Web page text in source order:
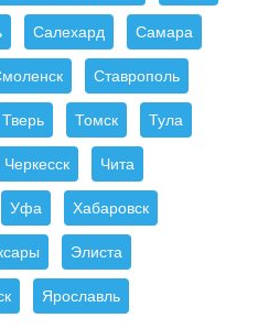
Салехард Самара
Ставрополь
Тверь Томск Тула
Черкесск Чита
Уфа Хабаровск
Элиста
Ярославль